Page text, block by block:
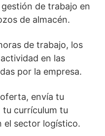
de trabajo en
de almacén.
de trabajo, los
en las
por la empresa.
envía tu
currículum tu
el sector logístico.